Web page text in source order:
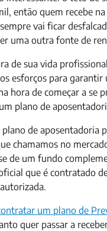
então quem recebe
vai ficar
uma outra fonte de
de sua vida
esforços para garantir
hora de começar a se
plano de
de aposentadoria
chamamos no
de um fundo
que é contratado
um plano de
quer passar a